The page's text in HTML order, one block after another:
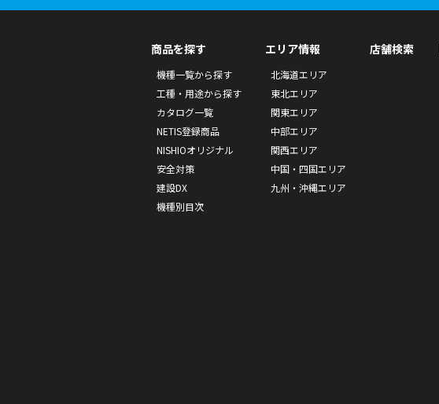
商品を探す
機種一覧から探す
工種・用途から探す
カタログ一覧
NETIS登録商品
NISHIOオリジナル
安全対策
建設DX
機種別目次
エリア情報
北海道エリア
東北エリア
関東エリア
中部エリア
関西エリア
中国・四国エリア
九州・沖縄エリア
店舗検索